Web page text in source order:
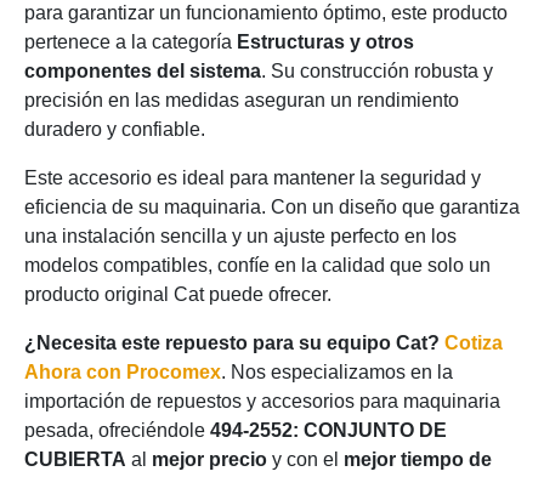
para garantizar un funcionamiento óptimo, este producto
pertenece a la categoría Estructuras y otros
componentes del sistema. Su construcción robusta y
precisión en las medidas aseguran un rendimiento
duradero y confiable.
Este accesorio es ideal para mantener la seguridad y
eficiencia de su maquinaria. Con un diseño que garantiza
una instalación sencilla y un ajuste perfecto en los
modelos compatibles, confíe en la calidad que solo un
producto original Cat puede ofrecer.
¿Necesita este repuesto para su equipo Cat? Cotiza
Ahora con Procomex. Nos especializamos en la
importación de repuestos y accesorios para maquinaria
pesada, ofreciéndole 494-2552: CONJUNTO DE
CUBIERTA al mejor precio y con el mejor tiempo de